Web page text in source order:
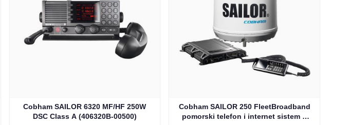
Cobham SAILOR 6320 MF/HF 250W
DSC Class A (406320B-00500)
Cobham SAILOR 250 FleetBroadband
pomorski telefon i internet sistem u